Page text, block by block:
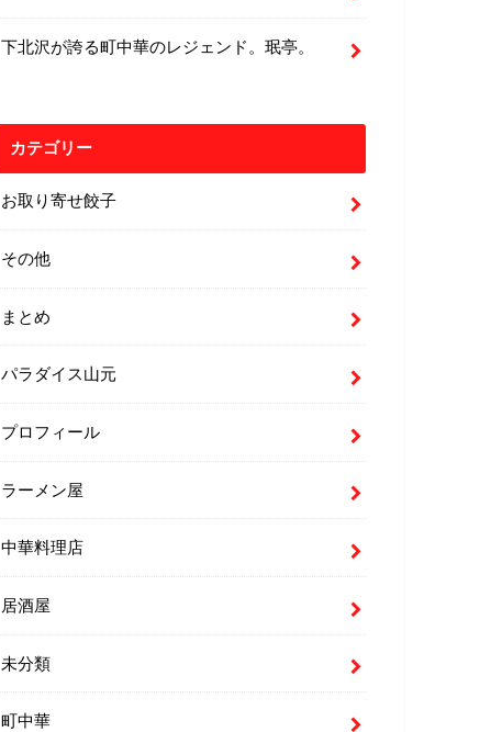
下北沢が誇る町中華のレジェンド。珉亭。
カテゴリー
お取り寄せ餃子
その他
まとめ
パラダイス山元
プロフィール
ラーメン屋
中華料理店
居酒屋
未分類
町中華